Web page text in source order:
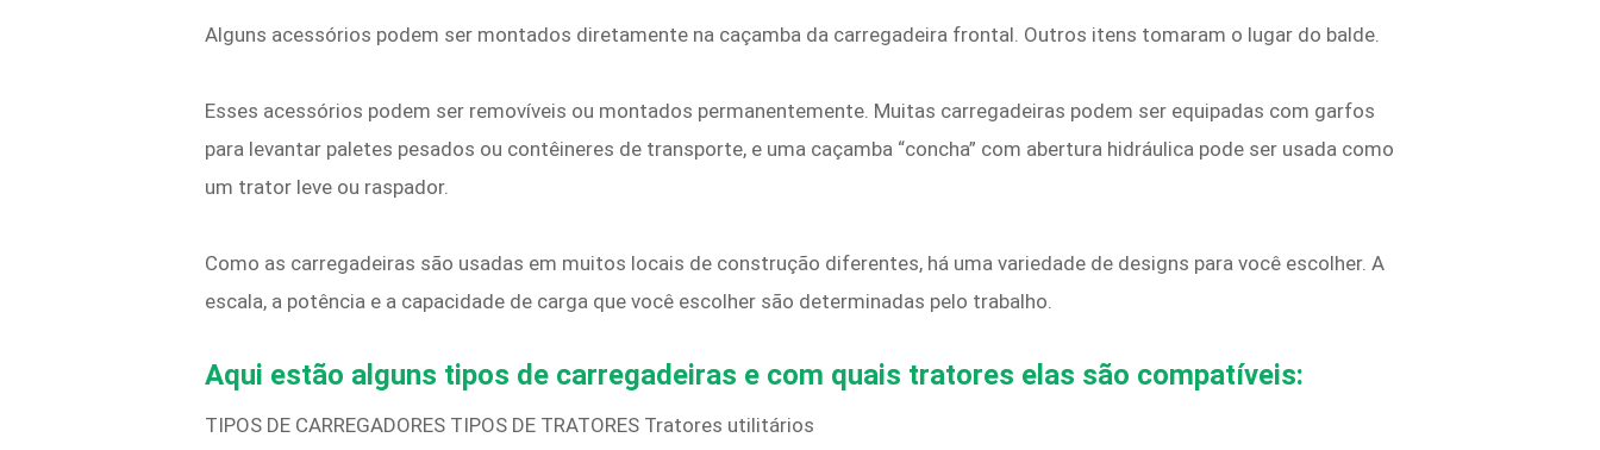
Alguns acessórios podem ser montados diretamente na caçamba da carregadeira frontal. Outros itens tomaram o lugar do balde.
Esses acessórios podem ser removíveis ou montados permanentemente. Muitas carregadeiras podem ser equipadas com garfos
para levantar paletes pesados ​​ou contêineres de transporte, e uma caçamba “concha” com abertura hidráulica pode ser usada como
um trator leve ou raspador.
Como as carregadeiras são usadas em muitos locais de construção diferentes, há uma variedade de designs para você escolher. A
escala, a potência e a capacidade de carga que você escolher são determinadas pelo trabalho.
Aqui estão alguns tipos de carregadeiras e com quais tratores elas são compatíveis:
TIPOS DE CARREGADORES TIPOS DE TRATORES Tratores utilitários